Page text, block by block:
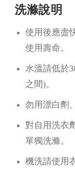
洗滌說明
使用後應盡
使用壽命。
水溫請低於
之間)。
勿用漂白劑
對自用洗衣
單獨洗滌。
機洗請使用